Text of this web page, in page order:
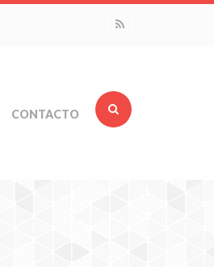
CONTACTO